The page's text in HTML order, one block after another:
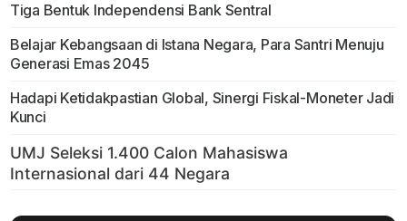
Tiga Bentuk Independensi Bank Sentral
Belajar Kebangsaan di Istana Negara, Para Santri Menuju
Generasi Emas 2045
Hadapi Ketidakpastian Global, Sinergi Fiskal-Moneter Jadi
Kunci